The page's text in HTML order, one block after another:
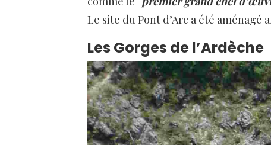
Le site du Pont d’Arc a été
Les Gorges de l’Ardèche